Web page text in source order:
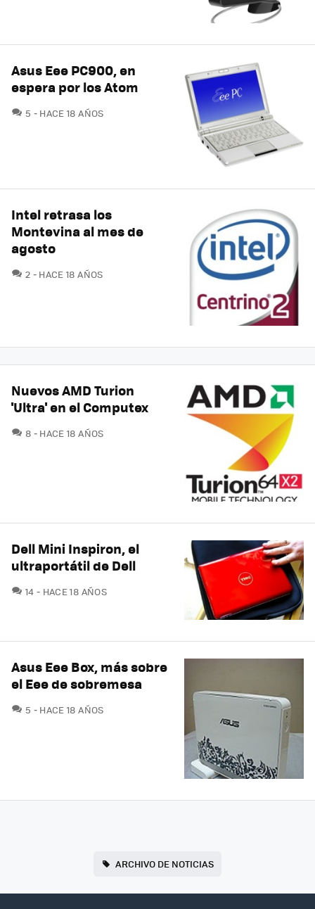
Asus Eee PC900, en
espera por los Atom
5 COMENTARIOS
HACE 18 AÑOS
Intel retrasa los
Montevina al mes de
agosto
2 COMENTARIOS
HACE 18 AÑOS
Nuevos AMD Turion
'Ultra' en el Computex
8 COMENTARIOS
HACE 18 AÑOS
Dell Mini Inspiron, el
ultraportátil de Dell
14 COMENTARIOS
HACE 18 AÑOS
Asus Eee Box, más sobre
el Eee de sobremesa
5 COMENTARIOS
HACE 18 AÑOS
ARCHIVO DE NOTICIAS